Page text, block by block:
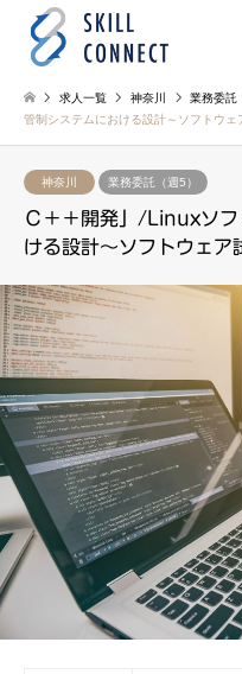
求人一覧 神奈川 業務委託
管制システムにおける設計～ソフトウェ
神奈川 業務委託（週5）
Ｃ＋＋開発」/Linuxソフ
ける設計～ソフトウェア